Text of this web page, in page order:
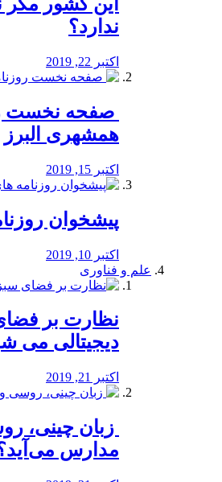
ندارد؟
اکتبر 22, 2019
صفحه نخست
همشهری البرز
اکتبر 15, 2019
پیشخوان
اکتبر 10, 2019
علم و فناوری
نظارت بر
دیجیتالی می
اکتبر 21, 2019
زبان چینی،
مدارس